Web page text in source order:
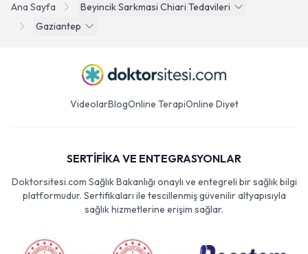
Ana Sayfa
Beyincik Sarkmasi Chiari Tedavileri
Gaziantep
VideolarBlogOnline TerapiOnline Diyet
SERTİFİKA VE ENTEGRASYONLAR
Doktorsitesi.com Sağlık Bakanlığı onaylı ve entegreli bir sağlık bilgi
platformudur. Sertifikaları ile tescillenmiş güvenilir altyapısıyla
sağlık hizmetlerine erişim sağlar.